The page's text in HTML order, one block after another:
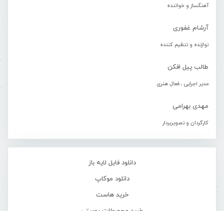
آهنگساز و خواننده
آرشام غفوری
نوازنده و تنظیم کننده
طالب پیل افکن
مدیر اجرایی ، فعال هنری
مهدی بهرامی
کارگردان و تصویربردار
دانلود فایل لایه باز
دانلود موکاپ
خرید هاست